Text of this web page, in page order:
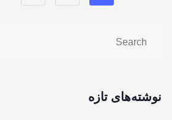
نوشته‌های تازه